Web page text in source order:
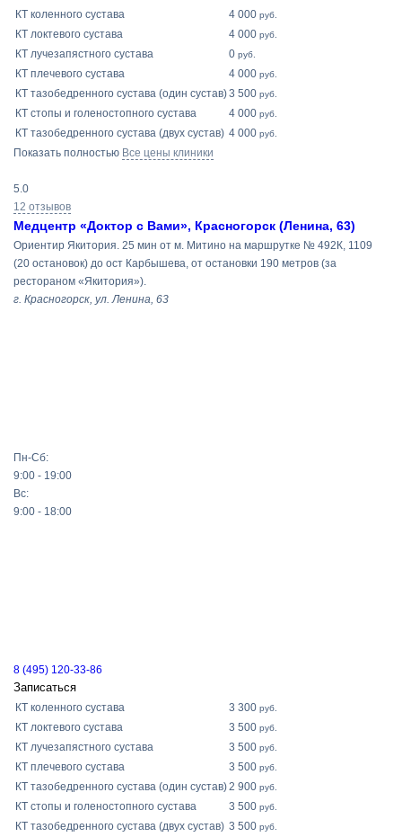
КТ коленного сустава 4 000 руб.
КТ локтевого сустава 4 000 руб.
КТ лучезапястного сустава 0 руб.
КТ плечевого сустава 4 000 руб.
КТ тазобедренного сустава (один сустав)3 500 руб.
КТ стопы и голеностопного сустава 4 000 руб.
КТ тазобедренного сустава (двух сустав) 4 000 руб.
Показать полностью Все цены клиники
5.0
12 отзывов
Медцентр «Доктор с Вами», Красногорск (Ленина, 63)
Ориентир Якитория. 25 мин от м. Митино на маршрутке № 492К, 1109
(20 остановок) до ост Карбышева, от остановки 190 метров (за
рестораном «Якитория»).
г. Красногорск, ул. Ленина, 63
Пн-Сб:
9:00 - 19:00
Вс:
9:00 - 18:00
8 (495) 120-33-86
Записаться
КТ коленного сустава 3 300 руб.
КТ локтевого сустава 3 500 руб.
КТ лучезапястного сустава 3 500 руб.
КТ плечевого сустава 3 500 руб.
КТ тазобедренного сустава (один сустав)2 900 руб.
КТ стопы и голеностопного сустава 3 500 руб.
КТ тазобедренного сустава (двух сустав) 3 500 руб.